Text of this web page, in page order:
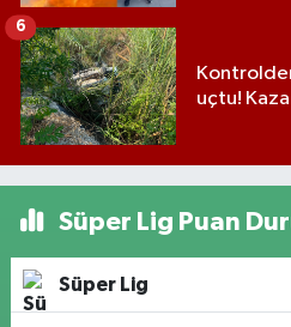
uçtu!
6
Süper Lig Puan
Süper Lig